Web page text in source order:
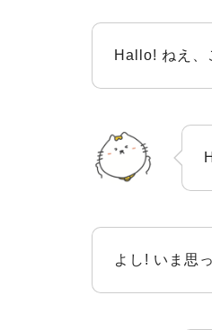
Hallo! ねえ、
よし! いま思